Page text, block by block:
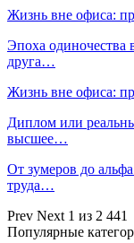
Жизнь вне офиса:
Эпоха одиночества
друга…
Жизнь вне офиса:
Диплом или
высшее…
От зумеров до
труда…
Prev Next 1 из 2 441
Популярные